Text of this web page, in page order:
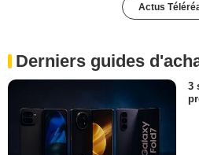
Actus
Derniers guides
3